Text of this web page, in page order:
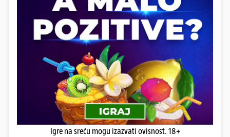
Igre na sreću mogu izazvati ovisnost. 18+